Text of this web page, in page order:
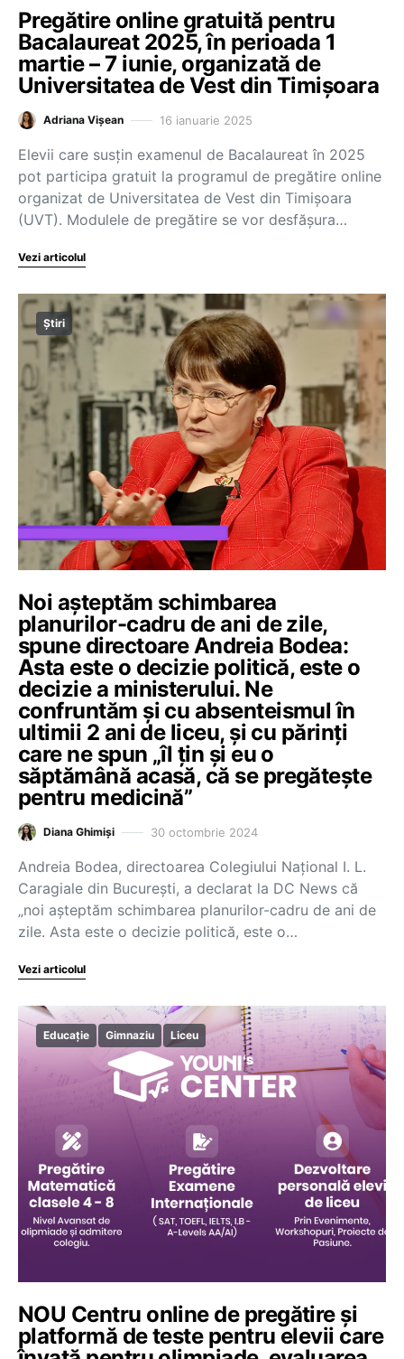
Pregătire online gratuită pentru
Bacalaureat 2025, în perioada 1
martie – 7 iunie, organizată de
Universitatea de Vest din Timișoara
Adriana Vișean 16 ianuarie 2025
Elevii care susțin examenul de Bacalaureat în 2025
pot participa gratuit la programul de pregătire online
organizat de Universitatea de Vest din Timișoara
(UVT). Modulele de pregătire se vor desfășura…
Vezi articolul
Știri
Noi așteptăm schimbarea
planurilor-cadru de ani de zile,
spune directoare Andreia Bodea:
Asta este o decizie politică, este o
decizie a ministerului. Ne
confruntăm și cu absenteismul în
ultimii 2 ani de liceu, și cu părinți
care ne spun „îl țin și eu o
săptămână acasă, că se pregătește
pentru medicină”
Diana Ghimiși 30 octombrie 2024
Andreia Bodea, directoarea Colegiului Național I. L.
Caragiale din București, a declarat la DC News că
„noi așteptăm schimbarea planurilor-cadru de ani de
zile. Asta este o decizie politică, este o…
Vezi articolul
Educație Gimnaziu Liceu
NOU Centru online de pregătire și
platformă de teste pentru elevii care